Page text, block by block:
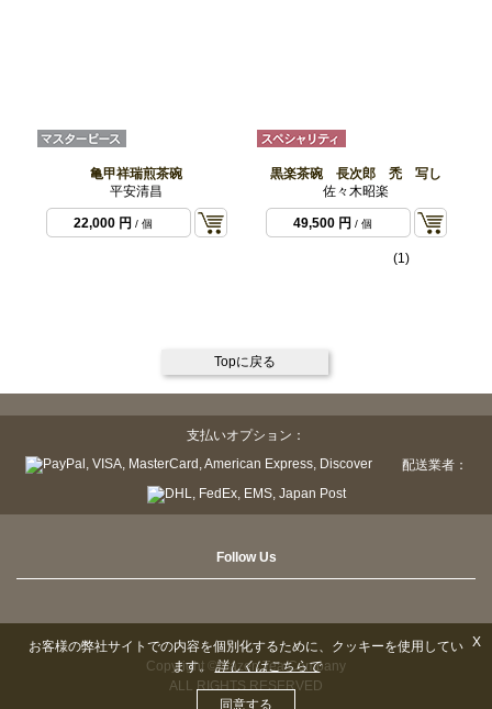
亀甲祥瑞煎茶碗
平安清昌
22,000 円 / 個
黒楽茶碗 長次郎 禿 写し
佐々木昭楽
49,500 円 / 個
(1)
Topに戻る
支払いオプション：
配送業者：
Follow Us
Copyright © Sazen Tea Company
ALL RIGHTS RESERVED
X
お客様の弊社サイトでの内容を個別化するために、クッキーを使用してい
ます。詳しくはこちらで
同意する